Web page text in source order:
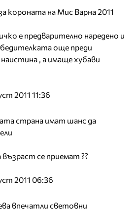
короната на Мис Варна 2011
е предварително наредено и
още преди
, а имаще хубави
2011 11:36
страна имат шанс да
се приемат ??
2011 06:36
впечатли световни